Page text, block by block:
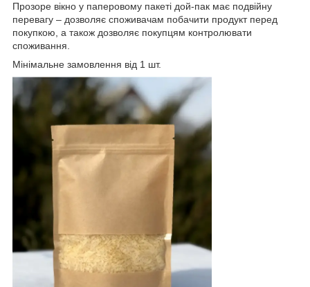
Прозоре вікно у паперовому пакеті дой-пак має подвійну
перевагу – дозволяє споживачам побачити продукт перед
покупкою, а також дозволяє покупцям контролювати
споживання.
Мінімальне замовлення від 1 шт.